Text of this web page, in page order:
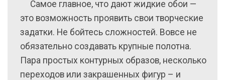
Самое главное, что дают жидкие обои —
это возможность проявить свои творческие
задатки. Не бойтесь сложностей. Вовсе не
обязательно создавать крупные полотна.
Пара простых контурных образов, несколько
переходов или закрашенных фигур – и